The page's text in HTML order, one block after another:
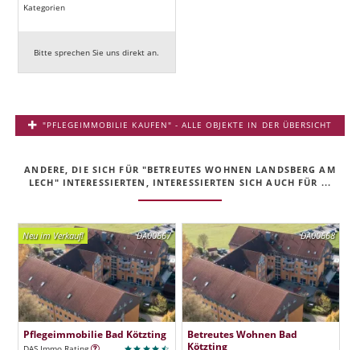
Kategorien
Bitte sprechen Sie uns direkt an.
"PFLEGEIMMOBILIE KAUFEN" - ALLE OBJEKTE IN DER ÜBERSICHT
ANDERE, DIE SICH FÜR "BETREUTES WOHNEN LANDSBERG AM
LECH" INTERESSIERTEN, INTERESSIERTEN SICH AUCH FÜR ...
DA00667
Neu im Verkauf!
Pflegeimmobilie Bad Kötzting
DA00668
Betreutes Wohnen Bad
Kötzting